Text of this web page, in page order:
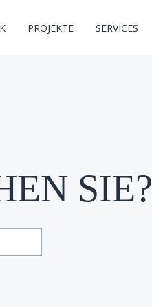
PROJEKTE SERVICES
SIE?